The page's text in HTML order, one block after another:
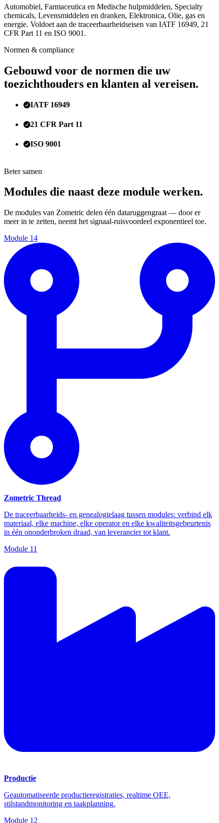
Automobiel, Farmaceutica en Medische hulpmiddelen, Specialty
chemicals, Levensmiddelen en dranken, Elektronica, Olie, gas en
energie. Voldoet aan de traceerbaarheidseisen van IATF 16949, 21
CFR Part 11 en ISO 9001.
Normen & compliance
Gebouwd voor de normen die uw
toezichthouders en klanten al vereisen.
IATF 16949
21 CFR Part 11
ISO 9001
Beter samen
Modules die naast deze module werken.
De modules van Zometric delen één dataruggengraat — door er
meer in te zetten, neemt het signaal-ruisvoordeel exponentieel toe.
Module 14
Zometric Thread
De traceerbaarheids- en genealogielaag tussen modules: verbind elk
materiaal, elke machine, elke operator en elke kwaliteitsgebeurtenis
in één ononderbroken draad, van leverancier tot klant.
Module 11
Productie
Geautomatiseerde productieregistraties, realtime OEE,
stilstandmonitoring en taakplanning.
Module 12